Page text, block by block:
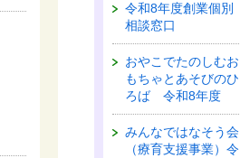
令和8年度創業個別
相談窓口
おやこでたのしむお
もちゃとあそびのひ
ろば 令和8年度
みんなではなそう会
（療育支援事業）令